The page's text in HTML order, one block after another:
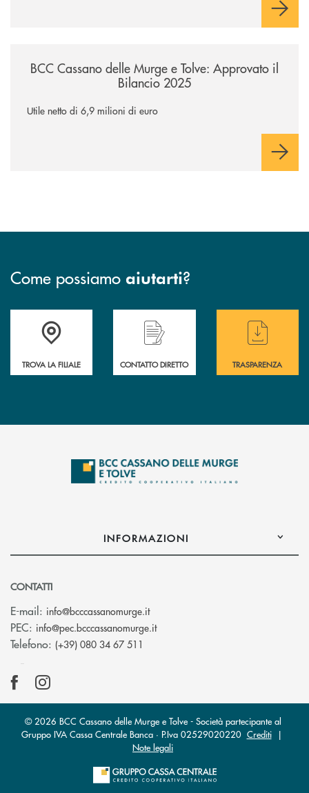
BCC Cassano delle Murge e Tolve: Approvato il
Bilancio 2025
Utile netto di 6,9 milioni di euro
Come possiamo aiutarti?
Accedi all' elenco completo delle filiali
TROVA LA FILIALE
Hai bisogno di assistenza immediata ?
CONTATTO DIRETTO
Hai bisogno di
TRASPARENZA
INFORMAZIONI
CONTATTI
E-mail: info@bcccassanomurge.it(si apre l’app di posta elettronica)
PEC: info@pec.bcccassanomurge.it(si apre l’app di posta
Telefono: (+39) 080 34 67 511
© 2026 BCC Cassano delle Murge e Tolve - Società partecipante al
Gruppo IVA Cassa Centrale Banca · P.Iva 02529020220 Crediti|
Note legali